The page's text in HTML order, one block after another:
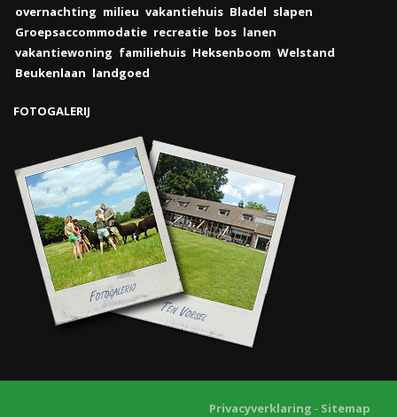
overnachting milieu vakantiehuis Bladel slapen
Groepsaccommodatie recreatie bos lanen
vakantiewoning familiehuis Heksenboom Welstand
Beukenlaan landgoed
FOTOGALERIJ
Privacyverklaring - Sitemap